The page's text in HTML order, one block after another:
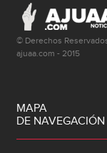
© Derechos
ajuaa.com - 2015
MAPA
DE NAVEGACIÓN